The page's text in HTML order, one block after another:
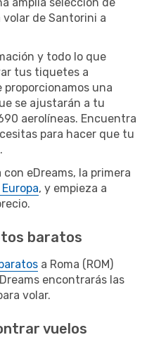
de Santorini a
y todo lo que
tus tiquetes a
proporcionamos una
se ajustarán a tu
aerolíneas. Encuentra
para hacer que tu
eDreams, la primera
, y empieza a
baratos
a Roma (ROM)
encontrarás las
volar.
vuelos